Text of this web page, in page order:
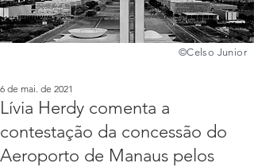
©️Celso Junior
Lívia Herdy comenta a
contestação da concessão do
Aeroporto de Manaus pelos
6 de mai. de 2021